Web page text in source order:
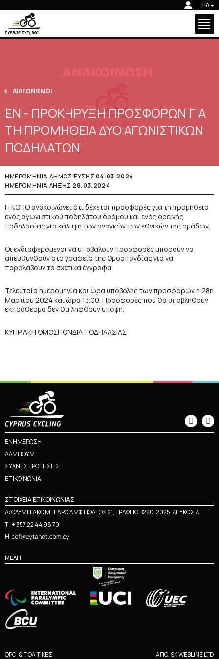
ΕΛ
Εθνικές Ομάδες
Διοργανώσεις
Ακαδημία
Κοινωνική Ποδηλασία
Γκάλερυ
Επικοινωνία
Ενημέρωση
Εθνικές Ομάδες
Γκάλερυ
Επικοινωνία
ΔΙΑΓΩΝΙΣΜΟΙ
ΕΝ - ΠΡΟΚΗΡΥΞΗ ΠΡΟΣΦΟΡΩΝ ΓΙΑ
ΤΗ ΠΡΟΜΗΘΕΙΑ ΔΥΟ ΑΓΩΝΙΣΤΙΚΩΝ
ΠΟΔΗΛΑΤΩΝ
ΗΜΕΡΟΜΗΝΙΑ ΔΗΜΟΣΙΕΥΣΗΣ 04.03.2024
ΗΜΕΡΟΜΗΝΙΑ ΛΗΞΗΣ 28.03.2024
Η ΚΟΠΟ ανακοινώνει ότι δέχεται προσφορές για τη προμήθεια
ενός αγωνιστικού ποδηλάτου δρόμου και ενός ορεινής
ποδηλασίας για κάλυψη των αναγκών των εθνικών της ομάδων.
Οι ενδιαφερόμενοι να υποβάλουν προσφορές μπορούν να
απευθυνθούν στο γραφείο της Ομοσπονδίας για να
παραλάβουν τα σχετικά έγγραφα.
Τελευταία ημερομηνία και ώρα υποβολής των προσφορών η 28η
Μαρτίου 2024 και ώρα 13.00. Προσφορές που θα υποβληθούν
εκπρόθεσμα δεν θα ληφθούν υπόψη.
ΚΥΠΡΙΑΚΗ ΟΜΟΣΠΟΝΔΙΑ ΠΟΔΗΛΑΣΙΑΣ
ΕΝΗΜΕΡΩΣΗ
ΑΛΜΠΟΥΜ
ΣΥΧΝΕΣ ΕΡΩΤΗΣΕΙΣ
ΕΠΙΚΟΙΝΩΝΙΑ
ΣΤΟΙΧΕΙΑ ΕΠΙΚΟΙΝΩΝΙΑΣ
Δ: ΟΛΥΜΠΙΑΚΟ ΜΕΓΑΡΟ ΑΜΦΙΠΟΛΕΩΣ 21, ΓΡΑΦΕΙΟ Β220, 2025, ΛΕΥΚΩΣΙΑ
Τ: + 357 22 44 98 70
Η:
ΜΕΛΗ
ΟΡΟΙ & ΠΟΛΙΤΙΚΕΣ ΑΠΟ:SK WEBLINE LTD